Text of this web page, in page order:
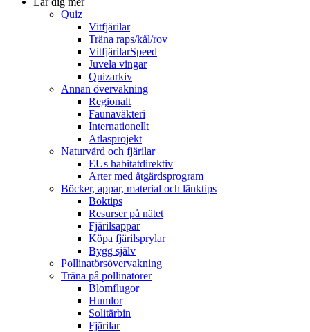
Quiz
Vitfjärilar
Träna raps/kål/rov
VitfjärilarSpeed
Juvela vingar
Quizarkiv
Annan övervakning
Regionalt
Faunaväkteri
Internationellt
Atlasprojekt
Naturvård och fjärilar
EUs habitatdirektiv
Arter med åtgärdsprogram
Böcker, appar, material och länktips
Boktips
Resurser på nätet
Fjärilsappar
Köpa fjärilsprylar
Bygg själv
Pollinatörsövervakning
Träna på pollinatörer
Blomflugor
Humlor
Solitärbin
Fjärilar